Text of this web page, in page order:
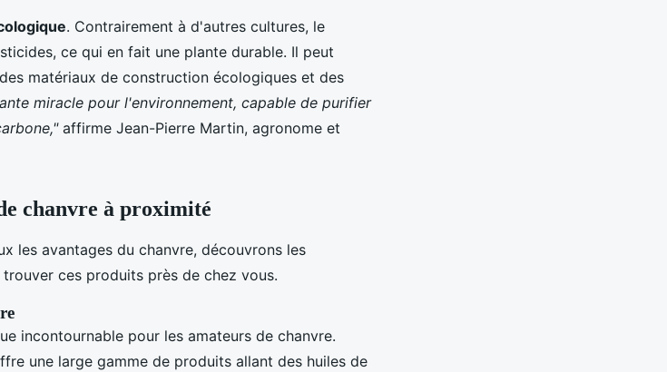
. Contrairement à d'autres cultures, le
ce qui en fait une plante durable. Il peut
matériaux de construction écologiques et des
miracle pour l'environnement, capable de purifier
affirme Jean-Pierre Martin, agronome et
chanvre à proximité
les avantages du chanvre, découvrons les
ces produits près de chez vous.
incontournable pour les amateurs de chanvre.
une large gamme de produits allant des huiles de